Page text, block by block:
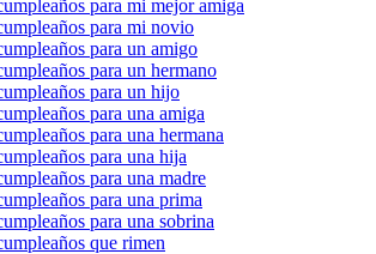
para mi mejor amiga
para mi novio
para un amigo
para un hermano
para un hijo
para una amiga
para una hermana
para una hija
para una madre
para una prima
para una sobrina
que rimen